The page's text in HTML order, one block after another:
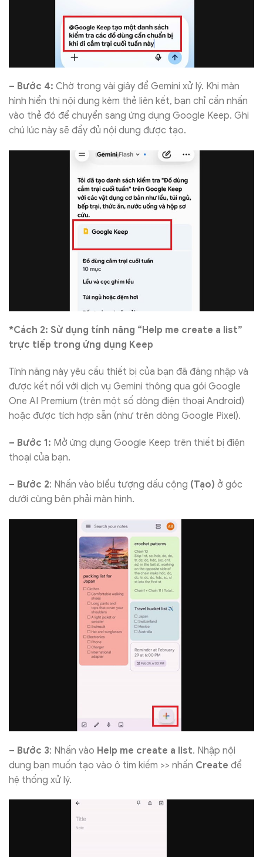
– Bước 4: Chờ trong vài giây để Gemini xử lý. Khi màn
hình hiển thị nội dung kèm thẻ liên kết, bạn chỉ cần nhấn
vào thẻ đó để chuyển sang ứng dụng Google Keep. Ghi
chú lúc này sẽ đầy đủ nội dung được tạo.
*Cách 2: Sử dụng tính năng “Help me create a list”
trực tiếp trong ứng dụng Keep
Tính năng này yêu cầu thiết bị của bạn đã đăng nhập và
được kết nối với dịch vụ Gemini thông qua gói Google
One AI Premium (trên một số dòng điện thoại Android)
hoặc được tích hợp sẵn (như trên dòng Google Pixel).
– Bước 1: Mở ứng dụng Google Keep trên thiết bị điện
thoại của bạn.
– Bước 2: Nhấn vào biểu tượng dấu cộng (Tạo) ở góc
dưới cùng bên phải màn hình.
– Bước 3: Nhấn vào Help me create a list. Nhập nội
dung bạn muốn tạo vào ô tìm kiếm >> nhấn Create để
hệ thống xử lý.